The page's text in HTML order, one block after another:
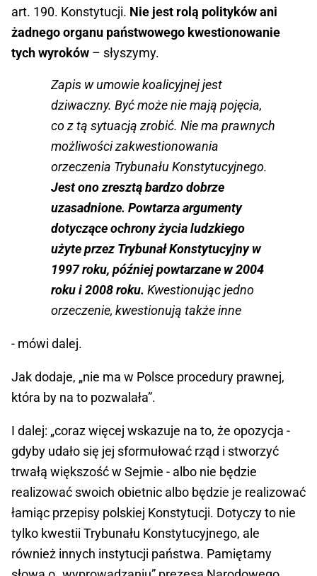
art. 190. Konstytucji. Nie jest rolą polityków ani
żadnego organu państwowego kwestionowanie
tych wyroków – słyszymy.
Zapis w umowie koalicyjnej jest
dziwaczny. Być może nie mają pojęcia,
co z tą sytuacją zrobić. Nie ma prawnych
możliwości zakwestionowania
orzeczenia Trybunału Konstytucyjnego.
Jest ono zresztą bardzo dobrze
uzasadnione. Powtarza argumenty
dotyczące ochrony życia ludzkiego
użyte przez Trybunał Konstytucyjny w
1997 roku, później powtarzane w 2004
roku i 2008 roku. Kwestionując jedno
orzeczenie, kwestionują także inne
- mówi dalej.
Jak dodaje, „nie ma w Polsce procedury prawnej,
która by na to pozwalała”.
I dalej: „coraz więcej wskazuje na to, że opozycja -
gdyby udało się jej sformułować rząd i stworzyć
trwałą większość w Sejmie - albo nie będzie
realizować swoich obietnic albo będzie je realizować
łamiąc przepisy polskiej Konstytucji. Dotyczy to nie
tylko kwestii Trybunału Konstytucyjnego, ale
również innych instytucji państwa. Pamiętamy